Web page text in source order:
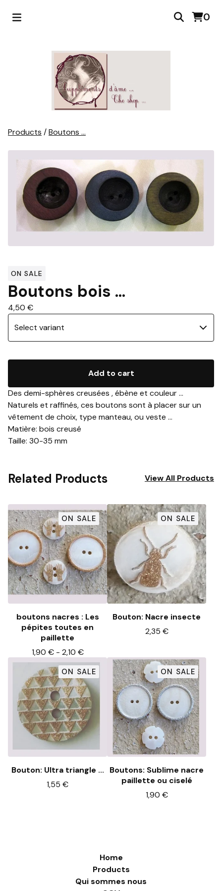
0
Products /Boutons ...
ON SALE
Boutons bois ...
4,50 €
Add to cart
Des demi-sphères creusées , ébène et couleur ...
Naturels et raffinés, ces boutons sont à placer sur un
vêtement de choix, type manteau, ou veste ...
Matière: bois creusé
Taille: 30-35 mm
Related Products View All Products
ON SALE
boutons nacres : Les
pépites toutes en
paillette
1,90 €- 2,10 €
ON SALE
Bouton: Nacre insecte
2,35 €
ON SALE
Bouton: Ultra triangle ...
1,55 €
ON SALE
Boutons: Sublime nacre
paillette ou ciselé
1,90 €
Home
Products
Qui sommes nous